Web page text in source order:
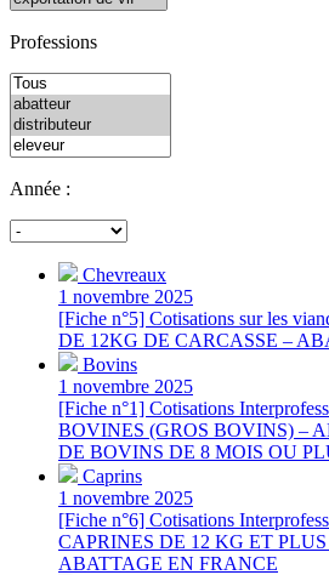
Professions
Année :
Chevreaux
1 novembre 2025
[Fiche n°5] Cotisations sur les
DE 12KG DE CARCASSE –
Bovins
1 novembre 2025
[Fiche n°1] Cotisations
BOVINES (GROS BOVINS) –
DE BOVINS DE 8 MOIS OU
Caprins
1 novembre 2025
[Fiche n°6] Cotisations
CAPRINES DE 12 KG ET
ABATTAGE EN FRANCE